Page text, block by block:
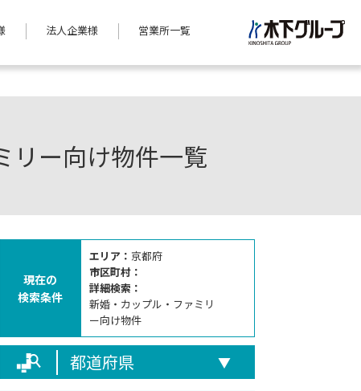
法人企業様 営業所一覧
リー向け物件一覧
現在の
検索条件
エリア： 京都府
市区町村：
詳細検索：
新婚・カップル・ファミリ
ー向け物件
都道府県 ▼